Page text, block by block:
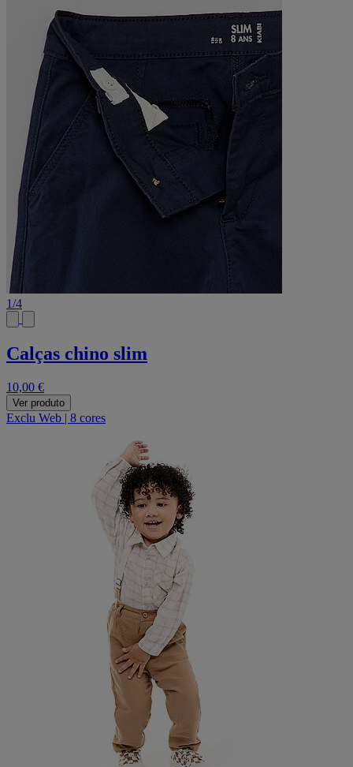
1/4
Calças chino slim
10,00 €
Ver produto
Exclu Web | 8 cores